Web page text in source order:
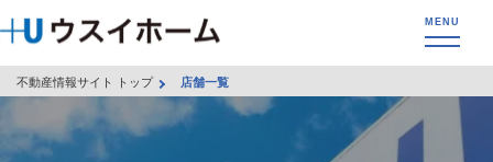
不動産情報サイト トップ 店舗一覧